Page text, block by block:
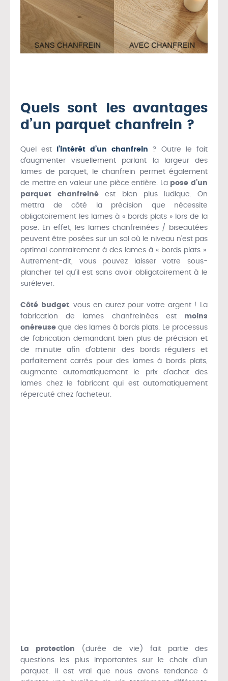
Quels sont les avantages
d’un parquet chanfrein ?
Quel est l’intérêt d’un chanfrein ? Outre le fait
d’augmenter visuellement parlant la largeur des
lames de parquet, le chanfrein permet également
de mettre en valeur une pièce entière. La pose d’un
parquet chanfreiné est bien plus ludique. On
mettra de côté la précision que nécessite
obligatoirement les lames à « bords plats » lors de la
pose. En effet, les lames chanfreinées / biseautées
peuvent être posées sur un sol où le niveau n’est pas
optimal contrairement à des lames à « bords plats ».
Autrement-dit, vous pouvez laisser votre sous-
plancher tel qu’il est sans avoir obligatoirement à le
surélever.
Côté budget, vous en aurez pour votre argent ! La
fabrication de lames chanfreinées est moins
onéreuse que des lames à bords plats. Le processus
de fabrication demandant bien plus de précision et
de minutie afin d’obtenir des bords réguliers et
parfaitement carrés pour des lames à bords plats,
augmente automatiquement le prix d’achat des
lames chez le fabricant qui est automatiquement
répercuté chez l’acheteur.
La protection (durée de vie) fait partie des
questions les plus importantes sur le choix d’un
parquet. Il est vrai que nous avons tendance à